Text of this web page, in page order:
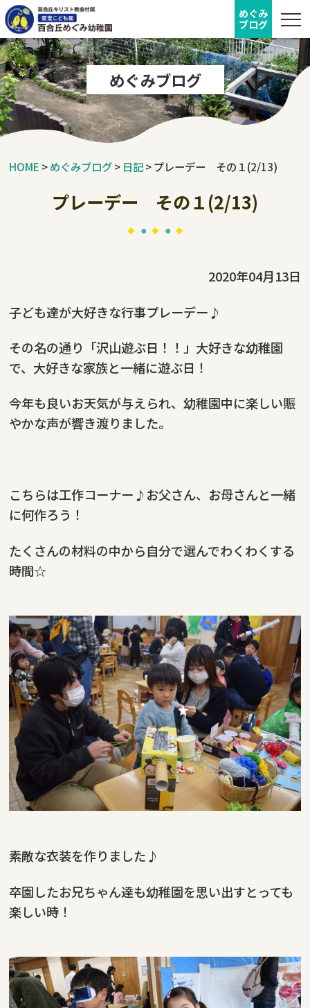
めぐみ
ブログ
めぐみブログ
HOME >めぐみブログ> 日記>プレーデー その１(2/13)
プレーデー その１(2/13)
2020年04月13日
子ども達が大好きな行事プレーデー♪
その名の通り「沢山遊ぶ日！！」大好きな幼稚園
で、大好きな家族と一緒に遊ぶ日！
今年も良いお天気が与えられ、幼稚園中に楽しい賑
やかな声が響き渡りました。
こちらは工作コーナー♪お父さん、お母さんと一緒
に何作ろう！
たくさんの材料の中から自分で選んでわくわくする
時間☆
素敵な衣装を作りました♪
卒園したお兄ちゃん達も幼稚園を思い出すとっても
楽しい時！